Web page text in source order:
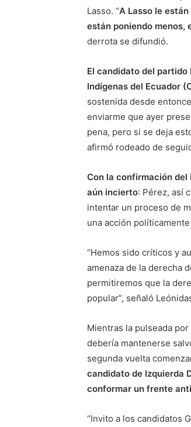
Lasso. “A Lasso le
están poniendo menos,
derrota se difundió.
El candidato del
Indígenas del Ecuador
sostenida desde
enviarme que ayer
pena, pero si se deja
afirmó rodeado de
Con la confirmación del
aún incierto: Pérez, así
intentar un proceso de
una acción
“Hemos sido críticos y
amenaza de la derecha
permitiremos que la
popular”, señaló
Mientras la pulseada
debería mantenerse
segunda vuelta
candidato de Izquierda
conformar un frente
“Invito a los candidatos